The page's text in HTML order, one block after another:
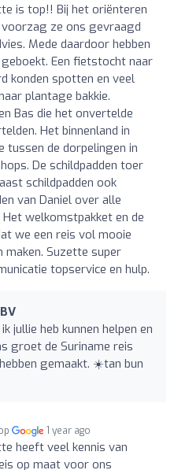
is top!! Bij het oriënteren
ze ons gevraagd
Mede daardoor hebben
Een fietstocht naar
konden spotten en veel
plantage bakkie.
Bas die het onvertelde
Het binnenland in
tussen de dorpelingen in
De schildpadden toer
schildpadden ook
van Daniel over alle
welkomstpakket en de
we een reis vol mooie
maken. Suzette super
topservice en hulp.
jullie heb kunnen helpen en
groet de Suriname reis
gemaakt. ☀️tan bun
1 year ago
heeft veel kennis van
op maat voor ons